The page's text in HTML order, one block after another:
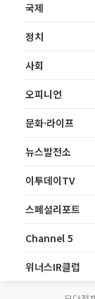
국제
정치
사회
오피니언
문화·라이프
뉴스발전소
이투데이TV
스페셜리포트
Channel 5
위너스IR클럽